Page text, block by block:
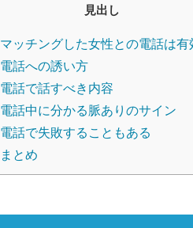
見出し
マッチングした女性との電話は有
電話への誘い方
電話で話すべき内容
電話中に分かる脈ありのサイン
電話で失敗することもある
まとめ